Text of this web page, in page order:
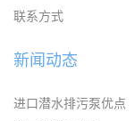
联系方式
新闻动态
进口潜水排污泵优点